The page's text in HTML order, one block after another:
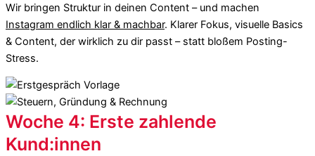
Wir bringen Struktur in deinen Content – und machen
Instagram endlich klar & machbar. Klarer Fokus, visuelle Basics
& Content, der wirklich zu dir passt – statt bloßem Posting-
Stress.
Woche 4: Erste zahlende
Kund:innen